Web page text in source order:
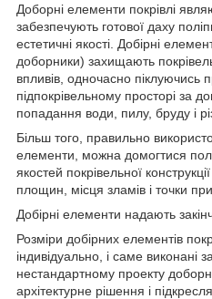
Доборні елементи покрівлі
забезпечують готової даху
естетичні якості. Добірні
доборники) захищають
впливів, одночасно піклуючись
підпокрівельному просторі за
попадання води, пилу, бруду і
Більш того, правильно
елементи, можна домогтися
якостей покрівельної
площин, місця зламів і точки
Добірні елементи надають
Розміри добірних елементів
індивідуально, і саме виконані
нестандартному проекту
архітектурне рішення і